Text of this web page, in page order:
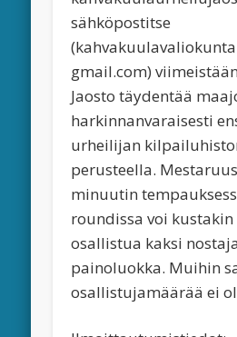
sähköpostitse
gmail.com)
Jaosto täydentää
harkinnanvaraisesti
urheilijan
perusteella.
minuutin
roundissa voi kustakin
osallistua kaksi
painoluokka. Muihin
osallistujamäärää ei